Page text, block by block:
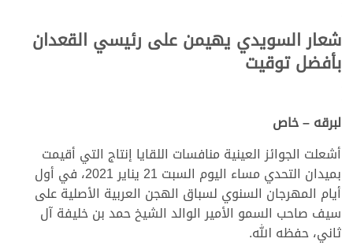
شعار السويدي يهيمن على رئيسي القعدان
بأفضل توقيت
لبرقه – خاص
أشعلت الجوائز العينية منافسات اللقايا إنتاج التي أقيمت
بميدان التحدي مساء اليوم السبت 21 يناير 2021، في أول
أيام المهرجان السنوي لسباق الهجن العربية الأصلية على
سيف صاحب السمو الأمير الوالد الشيخ حمد بن خليفة آل
ثاني، حفظه الله.